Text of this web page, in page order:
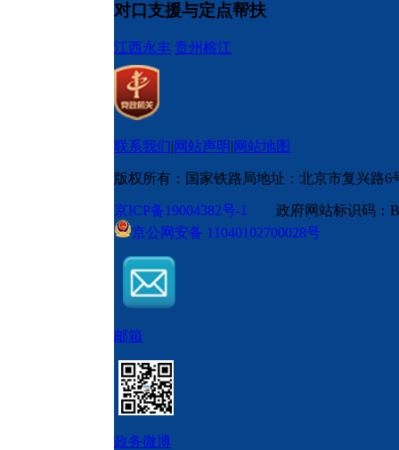
对口支援与定点帮扶
江西永丰 贵州榕江
联系我们|网站声明|网站地图
版权所有：国家铁路局地址：北京市复兴路6
京ICP备19004382号-1
政府网站标识码
京公网安备 11040102700028号
邮箱
政务微博